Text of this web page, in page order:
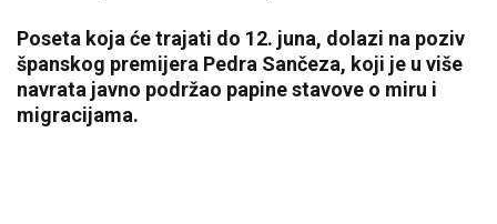
Poseta koja će trajati do 12. juna, dolazi na poziv
španskog premijera Pedra Sančeza, koji je u više
navrata javno podržao papine stavove o miru i
migracijama.